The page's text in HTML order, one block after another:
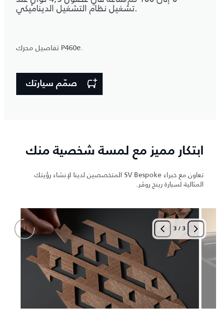
تشغيل نظام التشغيل الديناميكي.
تفاصيل محرك P460e.
صمّم سيارتك
ابتكار مميز مع لمسة شخصية منك
تعاون مع خبراء SV Bespoke المتخصصين لدينا لإنشاء رؤيتك
المثالية لسيارة رينج روڤر.
3
/
3